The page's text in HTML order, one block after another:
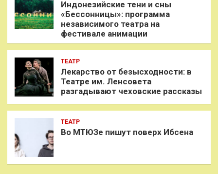
Индонезийские тени и сны
«Бессонницы»: программа
независимого театра на
фестивале анимации
ТЕАТР
Лекарство от безысходности: в
Театре им. Ленсовета
разгадывают чеховские рассказы
ТЕАТР
Во МТЮЗе пишут поверх Ибсена